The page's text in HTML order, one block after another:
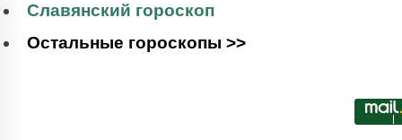
Славянский гороскоп
Остальные гороскопы >>